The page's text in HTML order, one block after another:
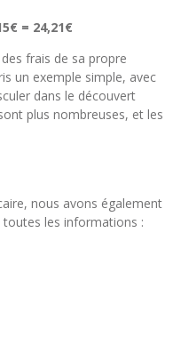
= 24,21€
frais de sa propre
un exemple simple, avec
dans le découvert
plus nombreuses, et les
nous avons également
les informations :